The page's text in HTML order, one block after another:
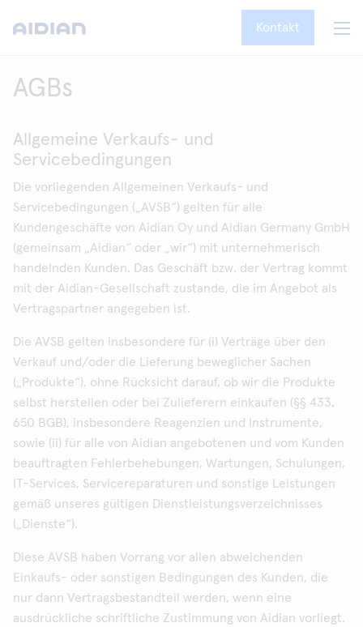
Kontakt
AGBs
Allgemeine Verkaufs- und
Servicebedingungen
Die vorliegenden Allgemeinen Verkaufs- und
Servicebedingungen („AVSB“) gelten für alle
Kundengeschäfte von Aidian Oy und Aidian Germany GmbH
(gemeinsam „Aidian“ oder „wir“) mit unternehmerisch
handelnden Kunden. Das Geschäft bzw. der Vertrag kommt
mit der Aidian-Gesellschaft zustande, die im Angebot als
Vertragspartner angegeben ist.
Die AVSB gelten insbesondere für (i) Verträge über den
Verkauf und/oder die Lieferung beweglicher Sachen
(„Produkte“), ohne Rücksicht darauf, ob wir die Produkte
selbst herstellen oder bei Zulieferern einkaufen (§§ 433,
650 BGB), insbesondere Reagenzien und Instrumente,
sowie (ii) für alle von Aidian angebotenen und vom Kunden
beauftragten Fehlerbehebungen, Wartungen, Schulungen,
IT-Services, Servicereparaturen und sonstige Leistungen
gemäß unseres gültigen Dienstleistungsverzeichnisses
(„Dienste“).
Diese AVSB haben Vorrang vor allen abweichenden
Einkaufs- oder sonstigen Bedingungen des Kunden, die
nur dann Vertragsbestandteil werden, wenn eine
ausdrückliche schriftliche Zustimmung von Aidian vorliegt.